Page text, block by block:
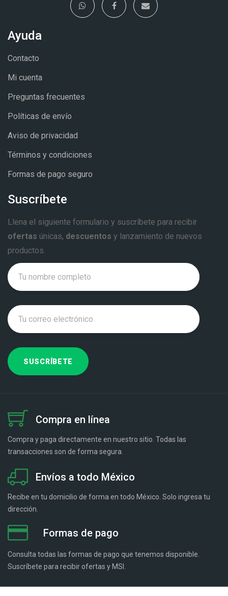
Ayuda
Contacto
Mi cuenta
Preguntas frecuentes
Políticas de envío
Aviso de privacidad
Términos y condiciones
Formas de pago seguro
Suscríbete
Llena el siguiente formulario y suscríbete para recibir
ofertas únicas, descuentos y lanzamiento de nuevos
productos.
Compra en línea
Compra y paga directamente en nuestro sitio. Todas las
transacciones son de forma segura.
Envíos a todo México
Recibe en tu domicilio de forma en todo México. Solo ingresa tu
dirección.
Formas de pago
Consulta todas las formas de pago que tenemos disponible.
Suscríbete para recibir ofertas y MSI.